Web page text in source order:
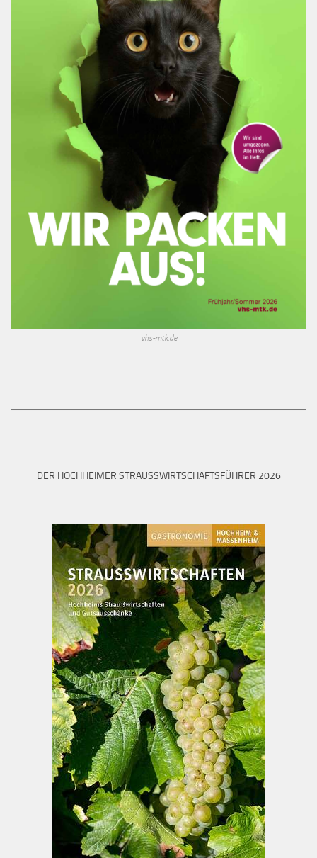
vhs-mtk.de
DER HOCHHEIMER STRAUSSWIRTSCHAFTSFÜHRER 2026